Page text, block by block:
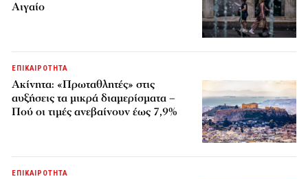
Αιγαίο
ΕΠΙΚΑΙΡΟΤΗΤΑ
Ακίνητα: «Πρωταθλητές» στις
αυξήσεις τα μικρά διαμερίσματα –
Πού οι τιμές ανεβαίνουν έως 7,9%
ΕΠΙΚΑΙΡΟΤΗΤΑ